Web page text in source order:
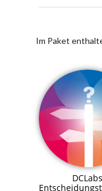
Im Paket
DCLabs